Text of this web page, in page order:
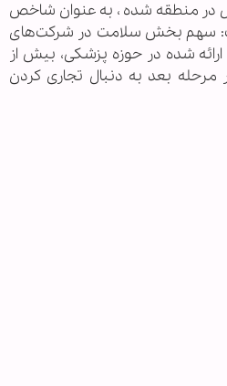
در منطقه شده ، به عنوان شاخص
سهم بخش سلامت در شرکت‌های
شده در حوزه پزشکی، بیش از
بعد به دنبال تجاری کردن